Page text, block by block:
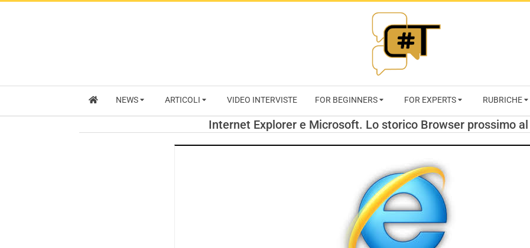
RIVISTA
TRENDS
NEWS ARTICOLI VIDEO INTERVISTE FOR BEGINNERS FOR EXPERTS RUBRICHE
Internet Explorer e Microsoft. Lo storico Browser prossimo